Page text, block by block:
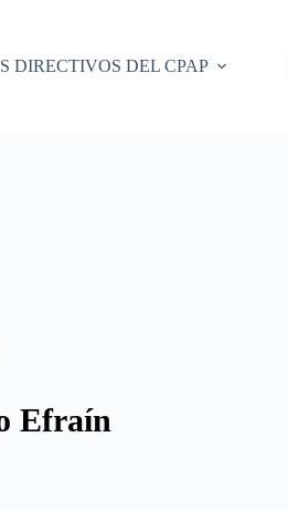
DIRECTIVOS DEL CPAP
Efraín